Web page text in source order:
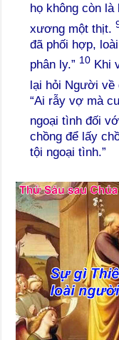
họ không còn
xương một thịt.
đã phối hợp,
phân ly.” 10 Khi
lại hỏi Người về
“Ai rẫy vợ mà
ngoại tình đối
chồng để lấy
tội ngoại tình.”